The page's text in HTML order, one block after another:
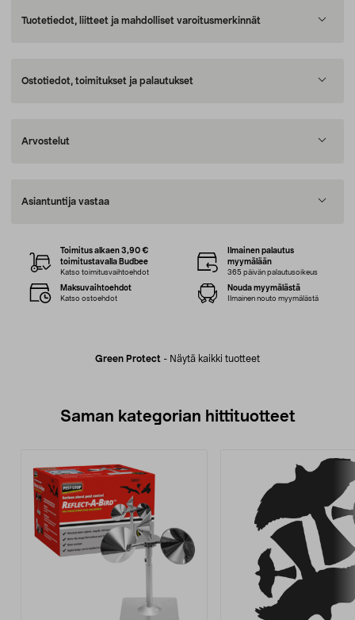
Tuotetiedot, liitteet ja mahdolliset varoitusmerkinnät
Ostotiedot, toimitukset ja palautukset
Arvostelut
Asiantuntija vastaa
Green Protect - Näytä kaikki tuotteet
Toimitus alkaen 3,90 €
toimitustavalla Budbee
Katso toimitusvaihtoehdot
Ilmainen palautus
myymälään
365 päivän palautusoikeus
Maksuvaihtoehdot
Katso ostoehdot
Nouda myymälästä
Ilmainen nouto myymälästä
Saman kategorian hittituotteet